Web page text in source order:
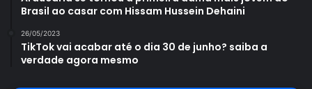
Brasil ao casar com Hissam Hussein Dehaini
26/05/2023
TikTok vai acabar até o dia 30 de junho? saiba a
verdade agora mesmo